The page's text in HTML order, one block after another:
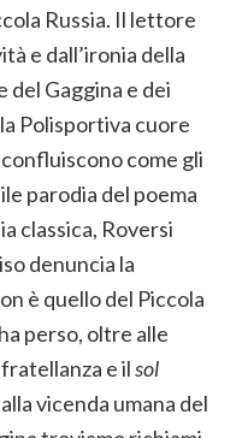
Russia. Il lettore
e dall’ironia della
del Gaggina e dei
Polisportiva cuore
come gli
parodia del poema
classica, Roversi
denuncia la
è quello del Piccola
perso, oltre alle
e ilsol
vicenda umana del